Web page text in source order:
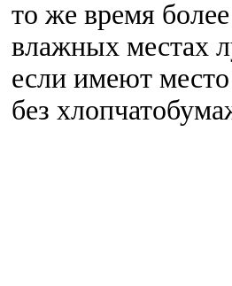
то же время
влажных местах
если имеют
без